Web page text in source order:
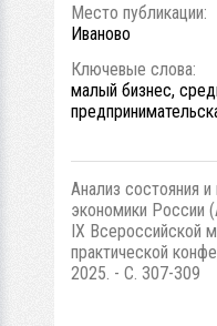
Место публикации:
Иваново
Ключевые слова:
малый бизнес,
Анализ состояния
экономики России
IX Всероссийской
практической
2025. - С. 307-309